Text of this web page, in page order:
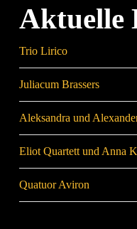
Aktuelle
Trio Lirico
Juliacum Brassers
Aleksandra und
Eliot Quartett und Anna
Quatuor Aviron